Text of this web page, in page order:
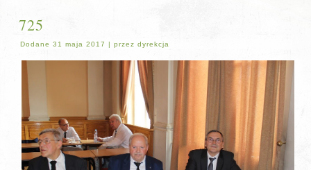
725
Dodane 31 maja 2017 |przez dyrekcja